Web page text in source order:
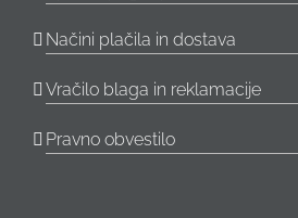
Načini plačila in dostava
Vračilo blaga in reklamacije
Pravno obvestilo